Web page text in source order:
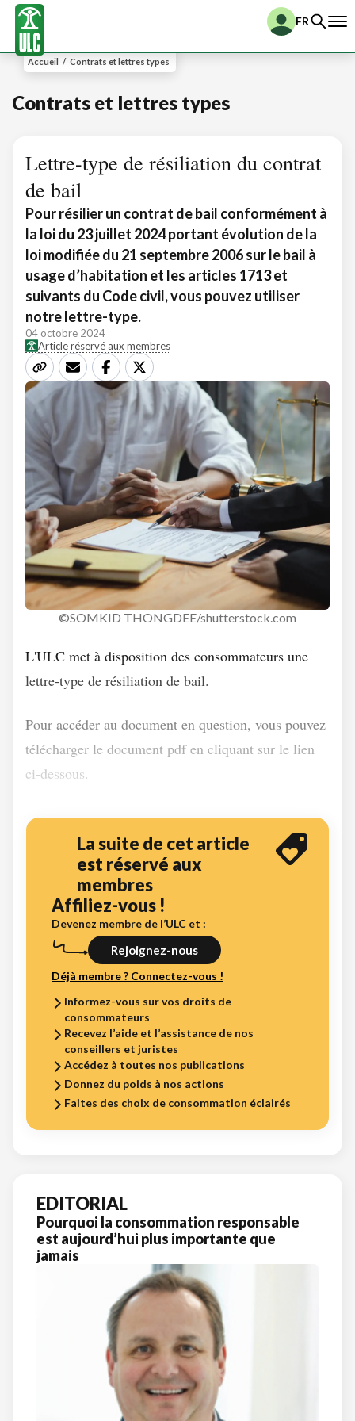
FR
Accueil / Contrats et lettres types
Contrats et lettres types
Lettre-type de résiliation du contrat
de bail
Pour résilier un contrat de bail conformément à
la loi du 23 juillet 2024 portant évolution de la
loi modifiée du 21 septembre 2006 sur le bail à
usage d’habitation et les articles 1713 et
suivants du Code civil, vous pouvez utiliser
notre lettre-type.
04 octobre 2024
Article réservé aux membres
©SOMKID THONGDEE/shutterstock.com
L'ULC met à disposition des consommateurs une
lettre-type de résiliation de bail.
Pour accéder au document en question, vous pouvez
télécharger le document pdf en cliquant sur le lien
ci-dessous.
La suite de cet article
est réservé aux
membres
Affiliez-vous !
Devenez membre de l’ULC et :
Rejoignez-nous
Déjà membre ? Connectez-vous !
Informez-vous sur vos droits de
consommateurs
Recevez l’aide et l’assistance de nos
conseillers et juristes
Accédez à toutes nos publications
Donnez du poids à nos actions
Faites des choix de consommation éclairés
EDITORIAL
Pourquoi la consommation responsable
est aujourd’hui plus importante que
jamais